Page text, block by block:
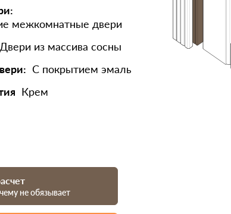
межкомнатные двери
Двери из массива сосны
С покрытием эмаль
Крем
не обязывает